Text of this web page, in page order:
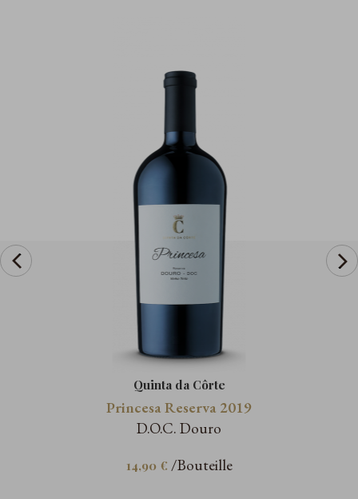
Quinta da Côrte
Princesa Reserva 2019
D.O.C. Douro
14,90 € /Bouteille